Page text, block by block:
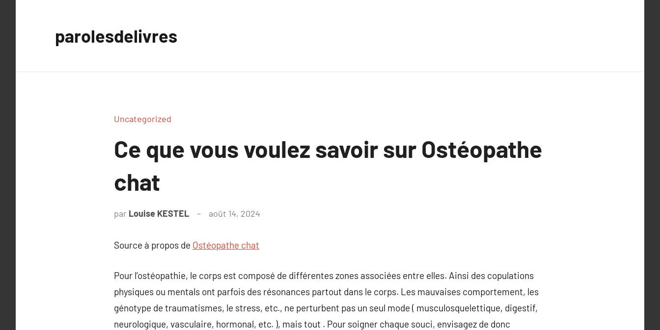
parolesdelivres
Uncategorized
Ce que vous voulez savoir sur Ostéopathe
chat
par Louise KESTEL août 14, 2024
Source à propos de Ostéopathe chat
Pour l’ostéopathie, le corps est composé de différentes zones associées entre elles. Ainsi des copulations
physiques ou mentals ont parfois des résonances partout dans le corps. Les mauvaises comportement, les
génotype de traumatismes, le stress, etc., ne perturbent pas un seul mode ( musculosquelettique, digestif,
neurologique, vasculaire, hormonal, etc. ), mais tout . Pour soigner chaque souci, envisagez de donc